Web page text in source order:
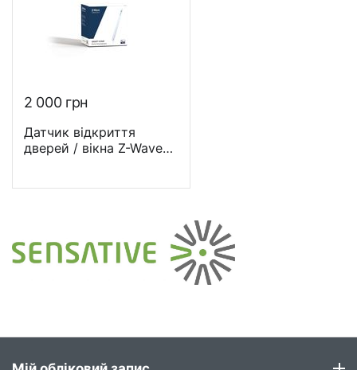
2 000 грн
Датчик відкриття
дверей / вікна Z-Wave